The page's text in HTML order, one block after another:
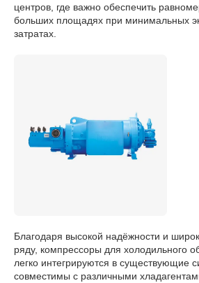
центров, где важно обеспечить
больших площадях при минимальных
затратах.
Благодаря высокой надёжности и
ряду, компрессоры для холодильного
легко интегрируются в существующие
совместимы с различными